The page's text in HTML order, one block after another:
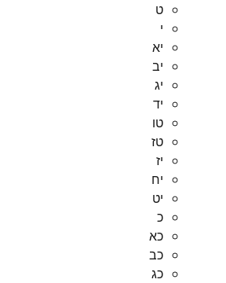
ט
י
יא
יב
יג
יד
טו
טז
יז
יח
יט
כ
כא
כב
כג